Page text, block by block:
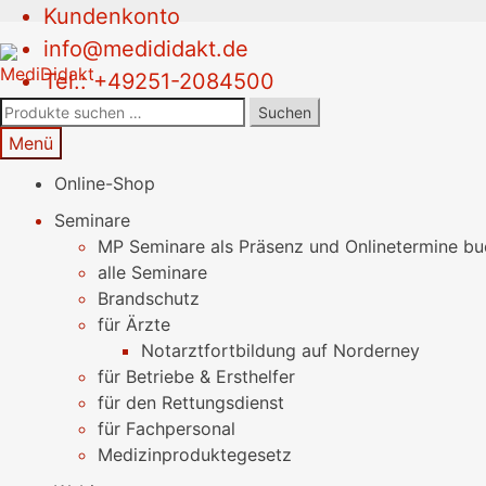
Kundenkonto
info@medididakt.de
Tel.: +49251-2084500
Navigation
springen
zum
Inhalt
Suchen
nach:
Suchen
Menü
Online-Shop
Seminare
MP Seminare als Präsenz und Onlinetermine
alle Seminare
Brandschutz
für Ärzte
Notarztfortbildung auf Norderney
für Betriebe & Ersthelfer
für den Rettungsdienst
für Fachpersonal
Medizinproduktegesetz